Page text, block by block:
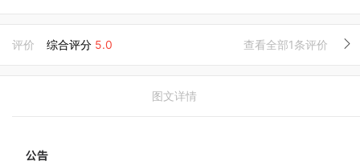
评价 综合评分 5.0 查看全部1条评价
图文详情